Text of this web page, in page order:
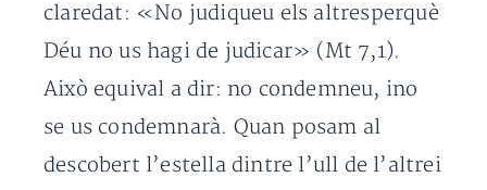
claredat: «No judiqueu els altresperquè
Déu no us hagi de judicar» (Mt 7,1).
Això equival a dir: no condemneu, ino
se us condemnarà. Quan posam al
descobert l’estella dintre l’ull de l’altrei